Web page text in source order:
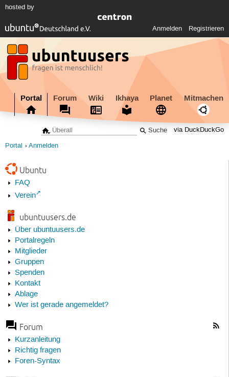
hosted by
Anmelden Registrieren
Portal Forum Wiki Ikhaya Planet Mitmachen
via DuckDuckGo
Portal Anmelden
Ubuntu
FAQ
Verein
ubuntuusers.de
Über ubuntuusers.de
Portalregeln
Mitglieder
Gruppen
Spenden
Kontakt
Ablage
Wer ist gerade angemeldet?
Forum
Kurzanleitung
Richtig fragen
Foren-Syntax